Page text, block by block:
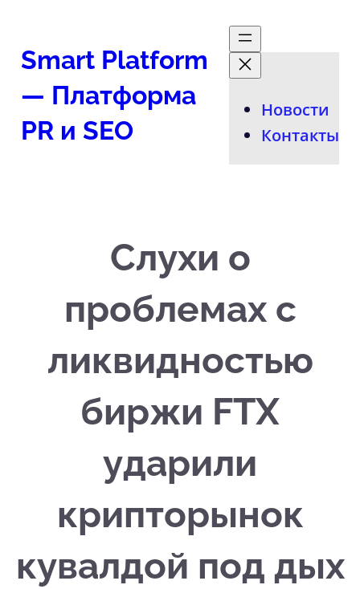
содержимому
Smart Platform
— Платформа
PR и SEO
Новости
Контакты
Слухи о
проблемах с
ликвидностью
биржи FTX
ударили
крипторынок
кувалдой под дых